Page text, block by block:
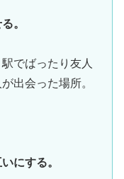
。
でばったり友人
出会った場所。
にする。